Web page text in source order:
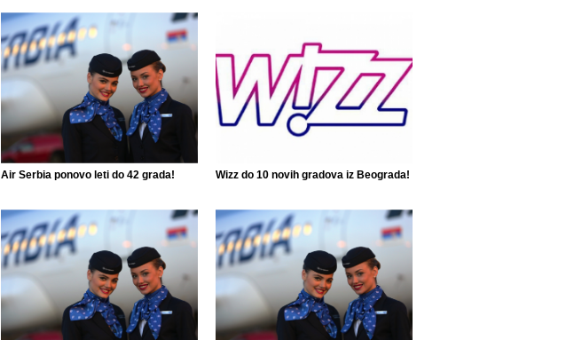
Air Serbia ponovo leti do 42 grada! Wizz do 10 novih gradova iz Beograda!